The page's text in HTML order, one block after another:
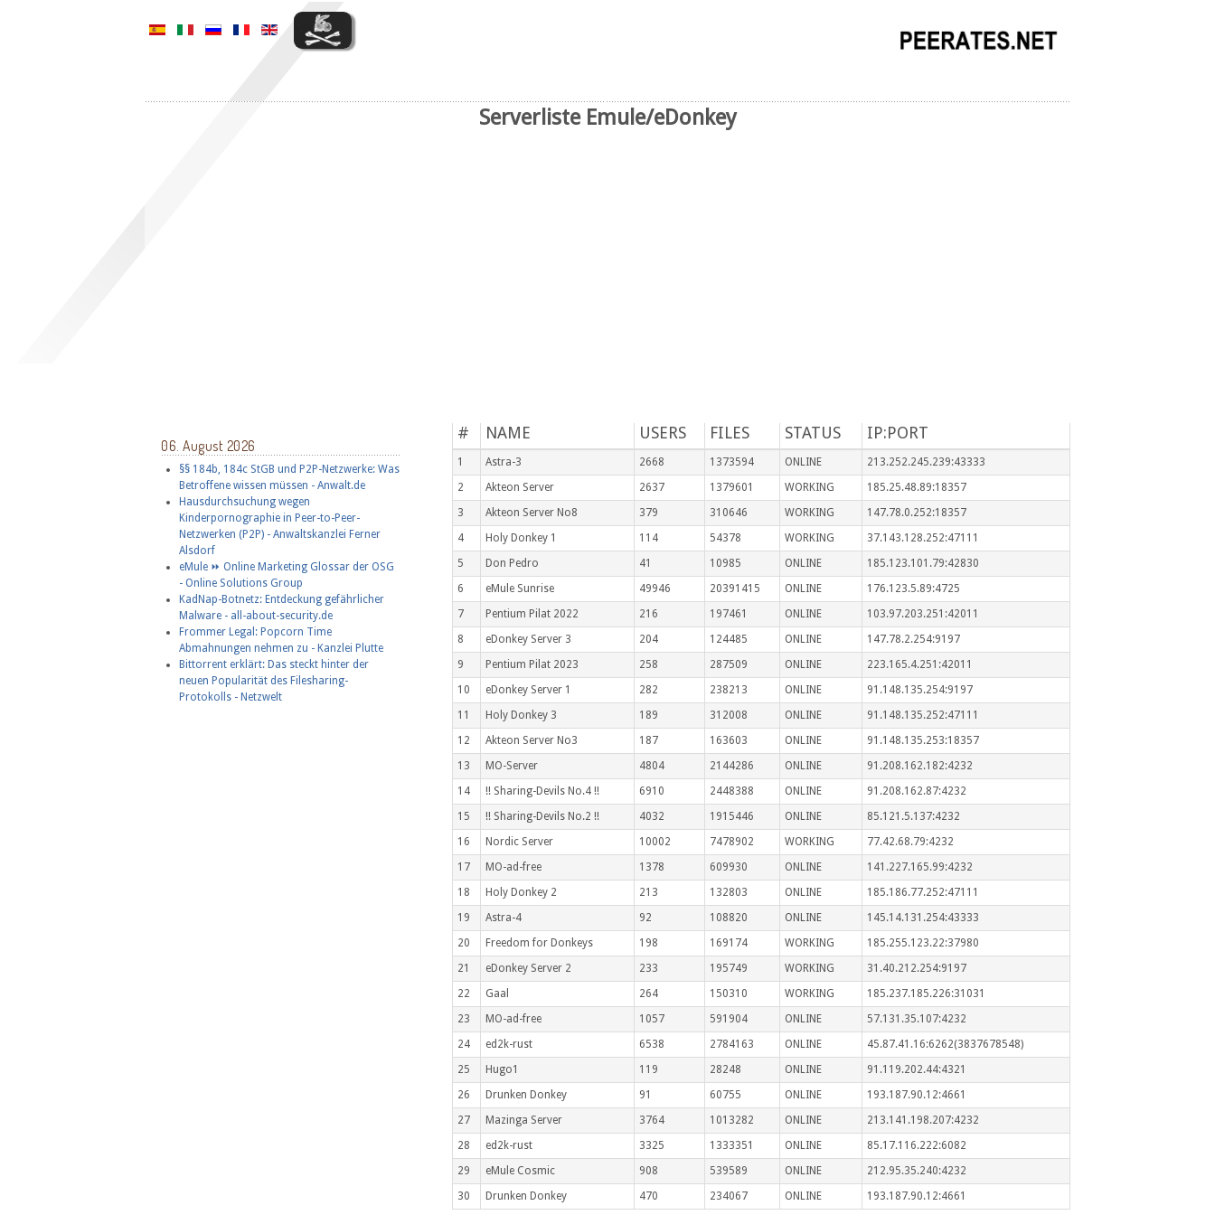
Serverliste Emule/eDonkey
06. August 2026
§§ 184b, 184c StGB und P2P-Netzwerke: Was
Betroffene wissen müssen - Anwalt.de
Hausdurchsuchung wegen
Kinderpornographie in Peer-to-Peer-
Netzwerken (P2P) - Anwaltskanzlei Ferner
Alsdorf
eMule ⏩ Online Marketing Glossar der OSG
- Online Solutions Group
KadNap-Botnetz: Entdeckung gefährlicher
Malware - all-about-security.de
Frommer Legal: Popcorn Time
Abmahnungen nehmen zu - Kanzlei Plutte
Bittorrent erklärt: Das steckt hinter der
neuen Popularität des Filesharing-
Protokolls - Netzwelt
# NAME USERS FILES STATUS IP:PORT
1 Astra-3 2668 1373594 ONLINE
213.252.245.239:43333
2
Akteon Server 2637 1379601 WORKING
185.25.48.89:18357
3
Akteon Server No8 379 310646 WORKING
147.78.0.252:18357
4
Holy Donkey 1 114 54378 WORKING
37.143.128.252:47111
5
Don Pedro 41 10985 ONLINE
185.123.101.79:42830
6
eMule Sunrise 49946 20391415 ONLINE
176.123.5.89:4725
7
Pentium Pilat 2022 216 197461 ONLINE
103.97.203.251:42011
8
eDonkey Server 3 204 124485 ONLINE
147.78.2.254:9197
9
Pentium Pilat 2023 258 287509 ONLINE
223.165.4.251:42011
10
eDonkey Server 1 282 238213 ONLINE
91.148.135.254:9197
11
Holy Donkey 3 189 312008 ONLINE
91.148.135.252:47111
12
Akteon Server No3 187 163603 ONLINE
91.148.135.253:18357
13
MO-Server 4804 2144286 ONLINE
91.208.162.182:4232
14
!! Sharing-Devils No.4 !! 6910 2448388 ONLINE
91.208.162.87:4232
15
!! Sharing-Devils No.2 !! 4032 1915446 ONLINE
85.121.5.137:4232
16
Nordic Server 10002 7478902 WORKING
77.42.68.79:4232
17
MO-ad-free 1378 609930 ONLINE
141.227.165.99:4232
18
Holy Donkey 2 213 132803 ONLINE
185.186.77.252:47111
19
Astra-4 92 108820 ONLINE
145.14.131.254:43333
20
Freedom for Donkeys 198 169174 WORKING
185.255.123.22:37980
21
eDonkey Server 2 233 195749 WORKING
31.40.212.254:9197
22
Gaal 264 150310 WORKING
185.237.185.226:31031
23
MO-ad-free 1057 591904 ONLINE
57.131.35.107:4232
24
ed2k-rust 6538 2784163 ONLINE
45.87.41.16:6262(3837678548)
25
Hugo1 119 28248 ONLINE
91.119.202.44:4321
26
Drunken Donkey 91 60755 ONLINE
193.187.90.12:4661
27
Mazinga Server 3764 1013282 ONLINE
213.141.198.207:4232
28
ed2k-rust 3325 1333351 ONLINE
85.17.116.222:6082
29
eMule Cosmic 908 539589 ONLINE
212.95.35.240:4232
30
Drunken Donkey 470 234067 ONLINE 193.187.90.12:4661